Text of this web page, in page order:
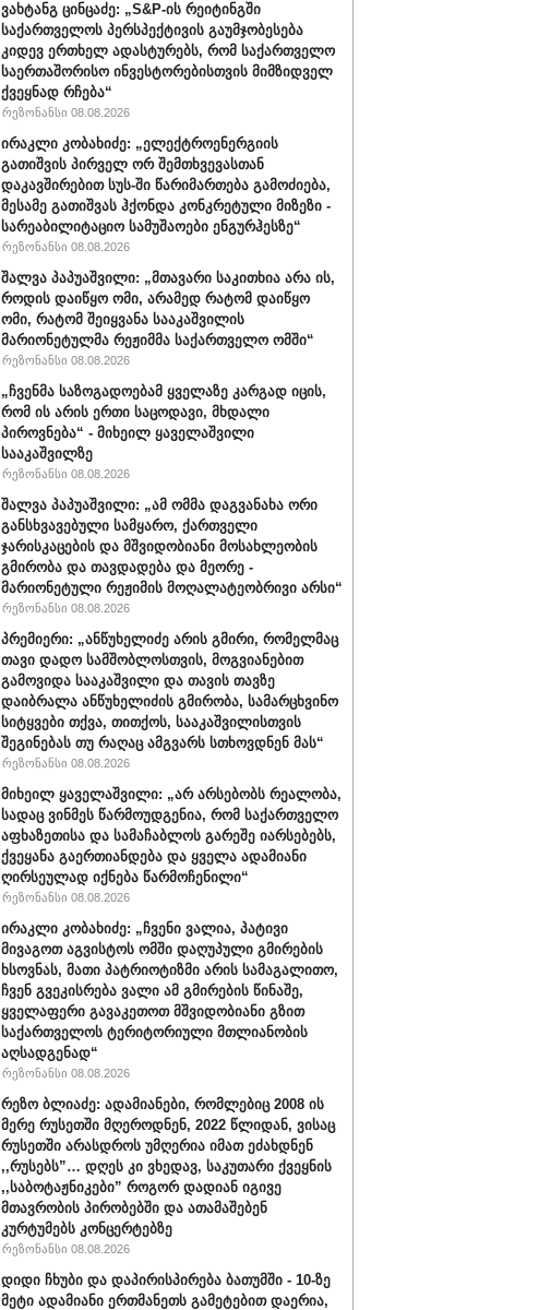
ვახტანგ ცინცაძე: „S&P-ის რეიტინგში
საქართველოს პერსპექტივის გაუმჯობესება
კიდევ ერთხელ ადასტურებს, რომ საქართველო
საერთაშორისო ინვესტორებისთვის მიმზიდველ
ქვეყნად რჩება“
რეზონანსი 08.08.2026
ირაკლი კობახიძე: „ელექტროენერგიის
გათიშვის პირველ ორ შემთხვევასთან
დაკავშირებით სუს-ში წარიმართება გამოძიება,
მესამე გათიშვას ჰქონდა კონკრეტული მიზეზი -
სარეაბილიტაციო სამუშაოები ენგურჰესზე“
რეზონანსი 08.08.2026
შალვა პაპუაშვილი: „მთავარი საკითხია არა ის,
როდის დაიწყო ომი, არამედ რატომ დაიწყო
ომი, რატომ შეიყვანა სააკაშვილის
მარიონეტულმა რეჟიმმა საქართველო ომში“
რეზონანსი 08.08.2026
„ჩვენმა საზოგადოებამ ყველაზე კარგად იცის,
რომ ის არის ერთი საცოდავი, მხდალი
პიროვნება“ - მიხეილ ყაველაშვილი
სააკაშვილზე
რეზონანსი 08.08.2026
შალვა პაპუაშვილი: „ამ ომმა დაგვანახა ორი
განსხვავებული სამყარო, ქართველი
ჯარისკაცების და მშვიდობიანი მოსახლეობის
გმირობა და თავდადება და მეორე -
მარიონეტული რეჟიმის მოღალატეობრივი არსი“
რეზონანსი 08.08.2026
პრემიერი: „ანწუხელიძე არის გმირი, რომელმაც
თავი დადო სამშობლოსთვის, მოგვიანებით
გამოვიდა სააკაშვილი და თავის თავზე
დაიბრალა ანწუხელიძის გმირობა, სამარცხვინო
სიტყვები თქვა, თითქოს, სააკაშვილისთვის
შეგინებას თუ რაღაც ამგვარს სთხოვდნენ მას“
რეზონანსი 08.08.2026
მიხეილ ყაველაშვილი: „არ არსებობს რეალობა,
სადაც ვინმეს წარმოუდგენია, რომ საქართველო
აფხაზეთისა და სამაჩაბლოს გარეშე იარსებებს,
ქვეყანა გაერთიანდება და ყველა ადამიანი
ღირსეულად იქნება წარმოჩენილი“
რეზონანსი 08.08.2026
ირაკლი კობახიძე: „ჩვენი ვალია, პატივი
მივაგოთ აგვისტოს ომში დაღუპული გმირების
ხსოვნას, მათი პატრიოტიზმი არის სამაგალითო,
ჩვენ გვეკისრება ვალი ამ გმირების წინაშე,
ყველაფერი გავაკეთოთ მშვიდობიანი გზით
საქართველოს ტერიტორიული მთლიანობის
აღსადგენად“
რეზონანსი 08.08.2026
რეზო ბლიაძე: ადამიანები, რომლებიც 2008 ის
მერე რუსეთში მღეროდნენ, 2022 წლიდან, ვისაც
რუსეთში არასდროს უმღერია იმათ ეძახდნენ
,,რუსებს”… დღეს კი ვხედავ, საკუთარი ქვეყნის
,,საბოტაჟნიკები” როგორ დადიან იგივე
მთავრობის პირობებში და ათამაშებენ
კურტუმებს კონცერტებზე
რეზონანსი 08.08.2026
დიდი ჩხუბი და დაპირისპირება ბათუმში - 10-ზე
მეტი ადამიანი ერთმანეთს გამეტებით დაერია,